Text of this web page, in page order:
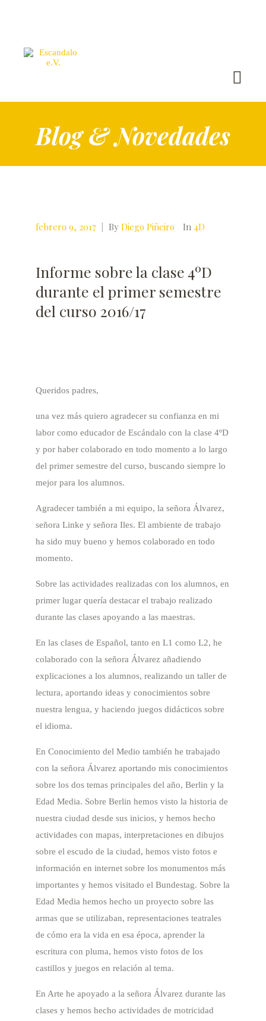
Blog & Novedades
febrero 9, 2017 | By Diego Piñeiro In 4D
Informe sobre la clase 4ºD
durante el primer semestre
del curso 2016/17
Queridos padres,
una vez más quiero agradecer su confianza en mi
labor como educador de Escándalo con la clase 4ºD
y por haber colaborado en todo momento a lo largo
del primer semestre del curso, buscando siempre lo
mejor para los alumnos.
Agradecer también a mi equipo, la señora Álvarez,
señora Linke y señora Iles. El ambiente de trabajo
ha sido muy bueno y hemos colaborado en todo
momento.
Sobre las actividades realizadas con los alumnos, en
primer lugar quería destacar el trabajo realizado
durante las clases apoyando a las maestras.
En las clases de Español, tanto en L1 como L2, he
colaborado con la señora Álvarez añadiendo
explicaciones a los alumnos, realizando un taller de
lectura, aportando ideas y conocimientos sobre
nuestra lengua, y haciendo juegos didácticos sobre
el idioma.
En Conocimiento del Medio también he trabajado
con la señora Álvarez aportando mis conocimientos
sobre los dos temas principales del año, Berlin y la
Edad Media. Sobre Berlin hemos visto la historia de
nuestra ciudad desde sus inicios, y hemos hecho
actividades con mapas, interpretaciones en dibujos
sobre el escudo de la ciudad, hemos visto fotos e
información en internet sobre los monumentos más
importantes y hemos visitado el Bundestag. Sobre la
Edad Media hemos hecho un proyecto sobre las
armas que se utilizaban, representaciones teatrales
de cómo era la vida en esa época, aprender la
escritura con pluma, hemos visto fotos de los
castillos y juegos en relación al tema.
En Arte he apoyado a la señora Álvarez durante las
clases y hemos hecho actividades de motricidad